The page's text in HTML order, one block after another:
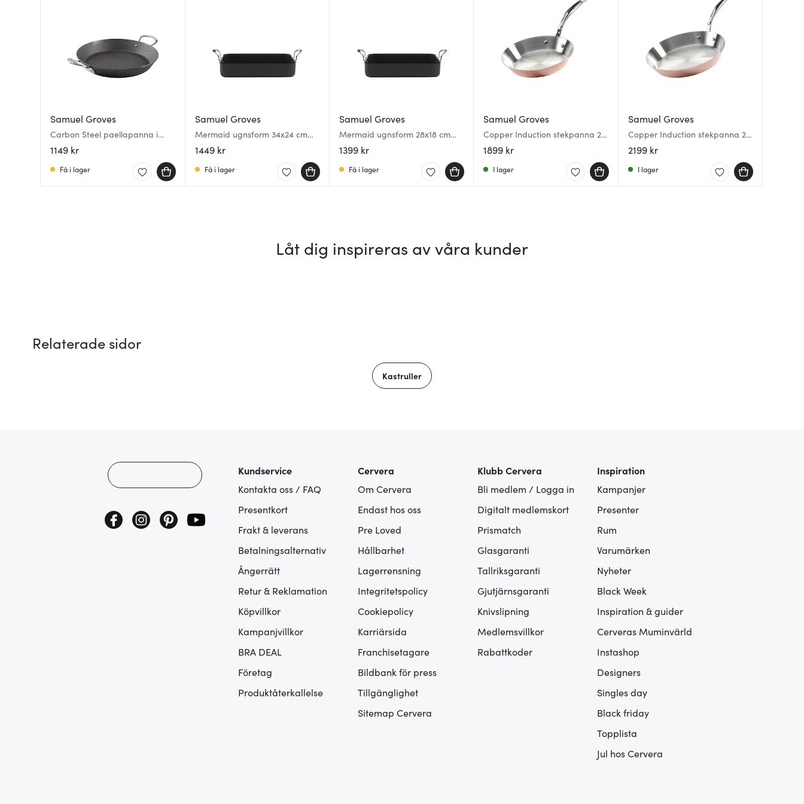
Samuel Groves
Carbon Steel paellapanna i
kolstål 30 cm
1149 kr
Få i lager
Samuel Groves
Mermaid ugnsform 34x24 cm
svart
1449 kr
Få i lager
Samuel Groves
Mermaid ugnsform 28x18 cm
svart
1399 kr
Få i lager
Samuel Groves
Copper Induction stekpanna 20
cm
1899 kr
I lager
Samuel Groves
Copper Induction stekpanna 26
cm
2199 kr
I lager
Låt dig inspireras av våra kunder
Relaterade sidor
Kastruller
Kundservice
Kontakta oss / FAQ
Presentkort
Frakt & leverans
Betalningsalternativ
Ångerrätt
Retur & Reklamation
Köpvillkor
Kampanjvillkor
BRA DEAL
Företag
Produktåterkallelse
Cervera
Om Cervera
Endast hos oss
Pre Loved
Hållbarhet
Lagerrensning
Integritetspolicy
Cookiepolicy
Karriärsida
Franchisetagare
Bildbank för press
Tillgänglighet
Sitemap Cervera
Klubb Cervera
Bli medlem / Logga in
Digitalt medlemskort
Prismatch
Glasgaranti
Tallriksgaranti
Gjutjärnsgaranti
Knivslipning
Medlemsvillkor
Rabattkoder
Inspiration
Kampanjer
Presenter
Rum
Varumärken
Nyheter
Black Week
Inspiration & guider
Cerveras Muminvärld
Instashop
Designers
Singles day
Black friday
Topplista
Jul hos Cervera